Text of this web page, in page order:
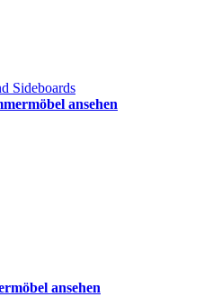
Sideboards
ansehen
ansehen